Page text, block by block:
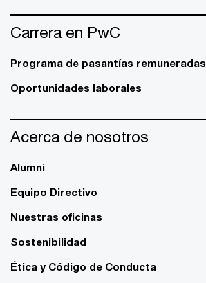
Carrera en PwC
Programa de pasantías remuneradas
Oportunidades laborales
Acerca de nosotros
Alumni
Equipo Directivo
Nuestras oficinas
Sostenibilidad
Ética y Código de Conducta